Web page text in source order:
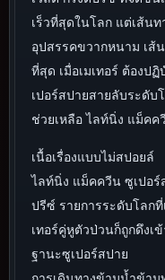
เร็วที่สุดในโลก แต่เส้น
อุปสรรคขวากหนาม เส้
ที่สุด เมื่อเมเทอร์ ต้องป
เปอร์สปายสายลับระดับ
ช่วยเหลือ ไลท์นิ่ง แม็ค
เนื้อเรื่องแบบไม่สปอยล์
ไลท์นิ่ง แม็คควีน ซูเปอร์
ปรีซ์ รายการระดับโลก
เทอร์คู่หูตัวป่วนก็ถูกดึงเ
ฐานะซูเปอร์สปาย